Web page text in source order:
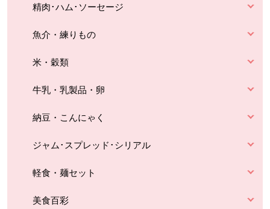
精肉･ハム･ソーセージ
魚介・練りもの
米・穀類
牛乳・乳製品・卵
納豆・こんにゃく
ジャム･スプレッド･シリアル
軽食・麺セット
美食百彩